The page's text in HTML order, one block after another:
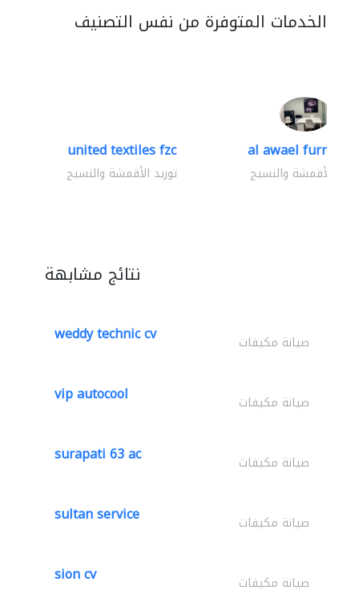
الخدمات المتوفرة من نفس التصنيف
united textiles fzc
توريد الأقمشة والنسيج
al awael
الأقمشة والنسيج
نتائج مشابهة
weddy technic cv صيانة مكيفات
vip autocool صيانة مكيفات
surapati 63 ac صيانة مكيفات
sultan service صيانة مكيفات
sion cv صيانة مكيفات